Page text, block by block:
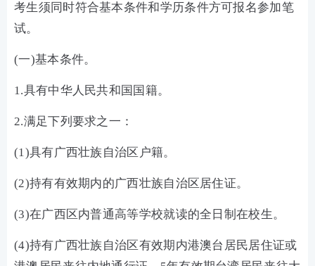
考生须同时符合基本条件和学历条件方可报名参加笔
试。
(一)基本条件。
1.具有中华人民共和国国籍。
2.满足下列要求之一：
(1)具有广西壮族自治区户籍。
(2)持有有效期内的广西壮族自治区居住证。
(3)在广西区内普通高等学校就读的全日制在校生。
(4)持有广西壮族自治区有效期内港澳台居民居住证或